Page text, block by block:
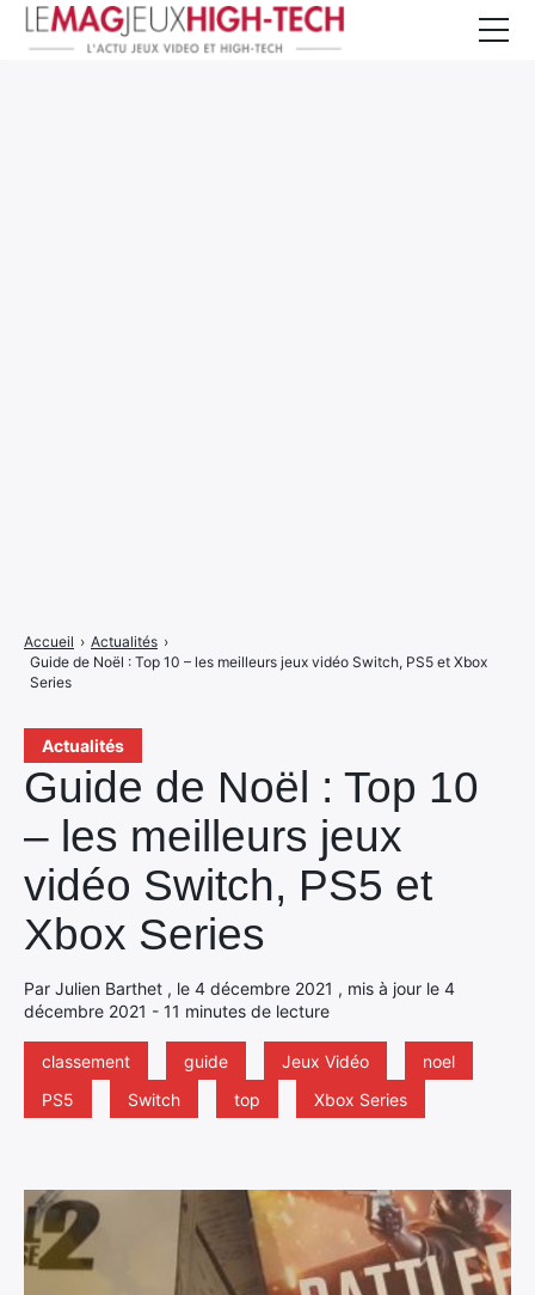
Actualités
Guide de Noël : Top 10
– les meilleurs jeux
vidéo Switch, PS5 et
Xbox Series
Par Julien Barthet , le 4 décembre 2021 , mis à jour le 4
décembre 2021 - 11 minutes de lecture
classement guide Jeux Vidéo
noel
PS5
Switch top Xbox Series
Accueil › Actualités ›
Guide de Noël : Top 10 – les meilleurs jeux vidéo Switch, PS5 et Xbox
Series